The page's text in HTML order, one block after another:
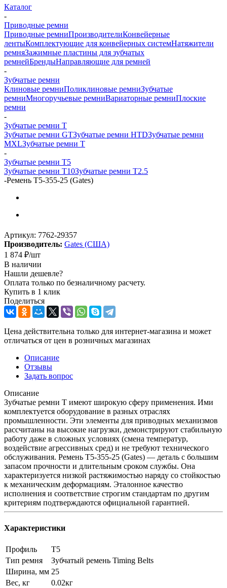
Каталог
-
Приводные ремни
Приводные ремниПроизводителиКонвейерные
лентыКомплектующие для конвейерных системНатяжители
ремняЗажимные пластины для зубчатых
ремнейБрендыНаправляющие для ремней
-
Зубчатые ремни
Клиновые ремниПоликлиновые ремниЗубчатые
ремниМногоручьевые ремниВариаторные ремниПлоские
ремни
-
Зубчатые ремни Т
Зубчатые ремни GTЗубчатые ремни HTDЗубчатые ремни
MXLЗубчатые ремни Т
-
Зубчатые ремни Т5
Зубчатые ремни Т10Зубчатые ремни Т2.5
-Ремень T5-355-25 (Gates)
Артикул: 7762-29357
Производитель: Gates (США)
1 874 ₽/шт
В наличии
Нашли дешевле?
Оплата только по безналичному расчету.
Купить в 1 клик
Поделиться
Цена действительна только для интернет-магазина и может
отличаться от цен в розничных магазинах
Описание
Отзывы
Задать вопрос
Описание
Зубчатые ремни Т имеют широкую сферу применения. Ими
комплектуется оборудование в разных отраслях
промышленности. Эти элементы для приводных механизмов
рассчитаны на высокие нагрузки, демонстрируют стабильную
работу даже в сложных условиях (смена температур,
воздействие агрессивных сред) и не требуют технического
обслуживания. Ремень T5-355-25 (Gates) — деталь с большим
запасом прочности и длительным сроком службы. Она
характеризуется низкой растяжимостью наряду со стойкостью
к механическим деформациям. Эталонное качество
исполнения и соответствие строгим стандартам по другим
критериям подтверждаются официальной гарантией.
Характеристики
Профиль
T5
Тип ремня
Зубчатый ремень Timing Belts
Ширина, мм 25
Вес, кг
0.02кг